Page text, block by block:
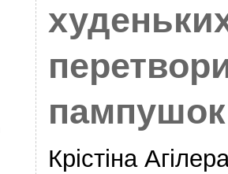
пампушок
Крістіна